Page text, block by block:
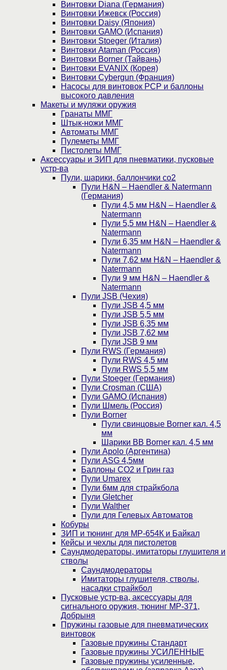
Винтовки Diana (Германия)
Винтовки Ижевск (Россия)
Винтовки Daisy (Япония)
Винтовки GAMO (Испания)
Винтовки Stoeger (Италия)
Винтовки Ataman (Россия)
Винтовки Borner (Тайвань)
Винтовки EVANIX (Корея)
Винтовки Cybergun (Франция)
Насосы для винтовок PCP и баллоны
высокого давления
Макеты и муляжи оружия
Гранаты ММГ
Штык-ножи ММГ
Автоматы ММГ
Пулеметы ММГ
Пистолеты ММГ
Аксессуары и ЗИП для пневматики, пусковые
устр-ва
Пули, шарики, баллончики со2
Пули H&N – Haendler & Natermann
(Германия)
Пули 4,5 мм H&N – Haendler &
Natermann
Пули 5,5 мм H&N – Haendler &
Natermann
Пули 6,35 мм H&N – Haendler &
Natermann
Пули 7,62 мм H&N – Haendler &
Natermann
Пули 9 мм H&N – Haendler &
Natermann
Пули JSB (Чехия)
Пули JSB 4,5 мм
Пули JSB 5,5 мм
Пули JSB 6,35 мм
Пули JSB 7,62 мм
Пули JSB 9 мм
Пули RWS (Германия)
Пули RWS 4,5 мм
Пули RWS 5,5 мм
Пули Stoeger (Германия)
Пули Crosman (США)
Пули GAMO (Испания)
Пули Шмель (Россия)
Пули Borner
Пули свинцовые Borner кал. 4,5
мм
Шарики BB Borner кал. 4,5 мм
Пули Apolo (Аргентина)
Пули ASG 4,5мм
Баллоны CO2 и Грин газ
Пули Umarex
Пули 6мм для страйкбола
Пули Gletcher
Пули Walther
Пули для Гелевых Автоматов
Кобуры
ЗИП и тюнинг для МР-654К и Байкал
Кейсы и чехлы для пистолетов
Саундмодераторы, имитаторы глушителя и
стволы
Саундмодераторы
Имитаторы глушителя, стволы,
насадки страйкбол
Пусковые устр-ва, аксессуары для
сигнального оружия, тюнинг МР-371,
Добрыня
Пружины газовые для пневматических
винтовок
Газовые пружины Стандарт
Газовые пружины УСИЛЕННЫЕ
Газовые пружины усиленные,